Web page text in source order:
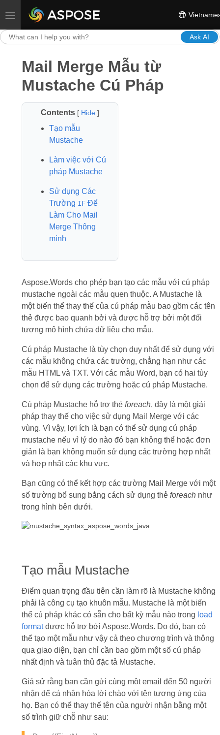
Toggle navigation
Ask AI
Mail Merge Mẫu từ
Mustache Cú Pháp
Contents [ Hide]
Tạo mẫu
Mustache
Làm việc với Cú
pháp Mustache
Sử dụng Các
Trường IFĐể
Làm Cho Mail
Merge Thông
minh
Aspose.Words cho phép bạn tạo các mẫu với cú pháp
mustache ngoài các mẫu quen thuộc. A Mustache là
một biến thể thay thế của cú pháp mẫu bao gồm các tên
thẻ được bao quanh bởi và được hỗ trợ bởi một đối
tượng mô hình chứa dữ liệu cho mẫu.
Cú pháp Mustache là tùy chọn duy nhất để sử dụng với
các mẫu không chứa các trường, chẳng hạn như các
mẫu HTML và TXT. Với các mẫu Word, bạn có hai tùy
chọn để sử dụng các trường hoặc cú pháp Mustache.
Cú pháp Mustache hỗ trợ thẻ foreach, đây là một giải
pháp thay thế cho việc sử dụng Mail Merge với các
vùng. Vì vậy, lợi ích là bạn có thể sử dụng cú pháp
mustache nếu vì lý do nào đó bạn không thể hoặc đơn
giản là bạn không muốn sử dụng các trường hợp nhất
và hợp nhất các khu vực.
Bạn cũng có thể kết hợp các trường Mail Merge với một
số trường bổ sung bằng cách sử dụng thẻ foreachnhư
trong hình bên dưới.
Tạo mẫu Mustache
Điểm quan trọng đầu tiên cần làm rõ là Mustache không
phải là công cụ tạo khuôn mẫu. Mustache là một biến
thể cú pháp khác có sẵn cho bất kỳ mẫu nào trong load
formatđược hỗ trợ bởi Aspose.Words. Do đó, bạn có
thể tạo một mẫu như vậy cả theo chương trình và thông
qua giao diện, bạn chỉ cần bao gồm một số cú pháp
nhất định và tuân thủ đặc tả Mustache.
Giả sử rằng bạn cần gửi cùng một email đến 50 người
nhận để cá nhân hóa lời chào với tên tương ứng của
họ. Bạn có thể thay thế tên của người nhận bằng một
số trình giữ chỗ như sau: